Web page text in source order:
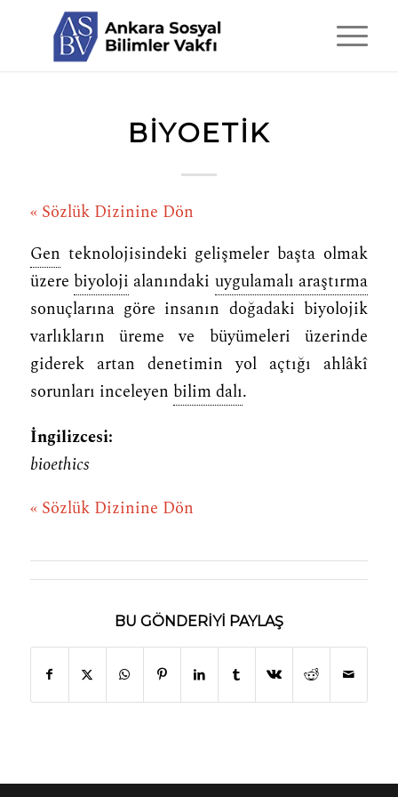
BIYOETIK
« Sözlük Dizinine Dön
Gen teknolojisindeki gelişmeler başta olmak
üzere biyoloji alanındaki uygulamalı araştırma
sonuçlarına göre insanın doğadaki biyolojik
varlıkların üreme ve büyümeleri üzerinde
giderek artan denetimin yol açtığı ahlâkî
sorunları inceleyen bilim dalı.
İngilizcesi:
bioethics
« Sözlük Dizinine Dön
BU GÖNDERIYI PAYLAŞ